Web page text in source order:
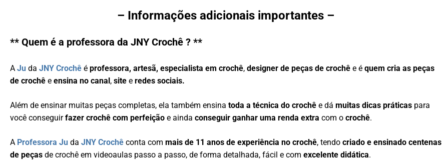
– Informações adicionais importantes –
** Quem é a professora da JNY Crochê ? **
AJu daJNY Crochê é professora, artesã, especialista em crochê,designer de peças de crochê e équem cria as peças
de crochê eensina no canal,site eredes sociais.
Além de ensinar muitas peças completas, ela também ensinatoda a técnica do crochê e dámuitas dicas práticas para
você conseguirfazer crochê com perfeiçãoe aindaconseguir ganhar uma renda extra com ocrochê.
A Professora Ju daJNY Crochê conta commais de 11 anos de experiência no crochê, tendocriado e ensinado centenas
de peças de crochê em videoaulas passo a passo, de forma detalhada, fácil e comexcelente didática.